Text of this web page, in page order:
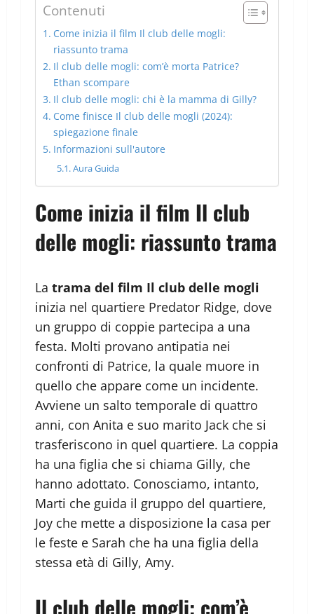
Contenuti
Come inizia il film Il club delle mogli:
riassunto trama
Il club delle mogli: com’è morta Patrice?
Ethan scompare
Il club delle mogli: chi è la mamma di Gilly?
Come finisce Il club delle mogli (2024):
spiegazione finale
Informazioni sull'autore
Aura Guida
Come inizia il film Il club
delle mogli: riassunto trama
La trama del film Il club delle mogli
inizia nel quartiere Predator Ridge, dove
un gruppo di coppie partecipa a una
festa. Molti provano antipatia nei
confronti di Patrice, la quale muore in
quello che appare come un incidente.
Avviene un salto temporale di quattro
anni, con Anita e suo marito Jack che si
trasferiscono in quel quartiere. La coppia
ha una figlia che si chiama Gilly, che
hanno adottato. Conosciamo, intanto,
Marti che guida il gruppo del quartiere,
Joy che mette a disposizione la casa per
le feste e Sarah che ha una figlia della
stessa età di Gilly, Amy.
Il club delle mogli: com’è